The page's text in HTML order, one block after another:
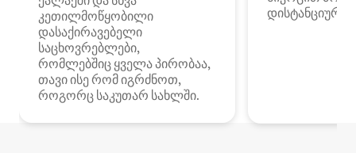
კეთილმოწყობილი
დასაქირავებელი
საცხოვრებლები,
რომლებშიც ყველა პირობაა,
თავი ისე რომ იგრძნოთ,
როგორც საკუთარ სახლში.
დისტანციური